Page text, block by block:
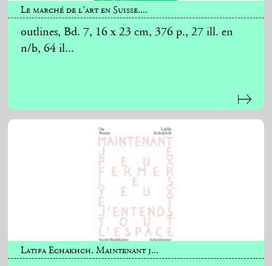
Le marché de l’art en Suisse....
outlines, Bd. 7, 16 x 23 cm, 376 p., 27 ill. en
n/b, 64 il...
Latifa Echakhch. Maintenant j...